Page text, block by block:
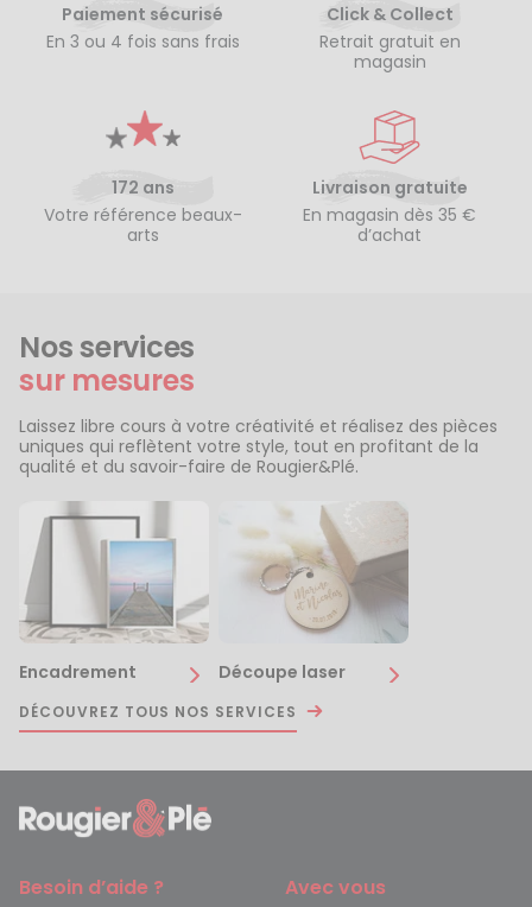
Paiement sécurisé
En 3 ou 4 fois sans frais
Click & Collect
Retrait gratuit en
magasin
172 ans
Votre référence beaux-
arts
Livraison gratuite
En magasin dès 35 €
d’achat
Nos services
sur mesures
Laissez libre cours à votre créativité et réalisez des pièces
uniques qui reflètent votre style, tout en profitant de la
qualité et du savoir-faire de Rougier&Plé.
Encadrement Découpe laser
DÉCOUVREZ TOUS NOS SERVICES
Besoin d’aide ? Avec vous